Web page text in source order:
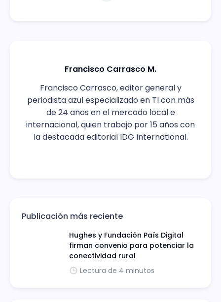
Francisco Carrasco M.
Francisco Carrasco, editor general y
periodista azul especializado en TI con más
de 24 años en el mercado local e
internacional, quien trabajo por 15 años con
la destacada editorial IDG International.
Publicación más reciente
Hughes y Fundación País Digital
firman convenio para potenciar la
conectividad rural
Lectura de 4 minutos